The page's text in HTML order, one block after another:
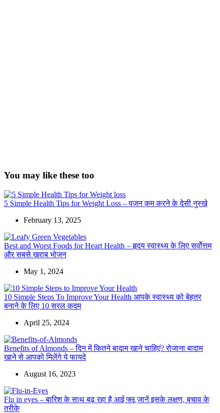
You may like these too
5 Simple Health Tips for Weight Loss – वजन कम करने के देसी नुस्खे
February 13, 2025
Best and Worst Foods for Heart Health – हृदय स्वास्थ्य के लिए सर्वोत्तम
और सबसे खराब भोजन
May 1, 2024
10 Simple Steps To Improve Your Health आपके स्वास्थ्य को बेहतर
बनाने के लिए 10 सरल कदम
April 25, 2024
Benefits of Almonds – दिन में कितने बादाम खाने चाहिएं? रोजाना बादाम
खाने से आपको मिलेंगे ये फायदे
August 16, 2023
Flu in eyes – बारिश के साथ बढ़ रहा है आई फ्लू जानें इसके लक्षण, बचाव के
तरीके